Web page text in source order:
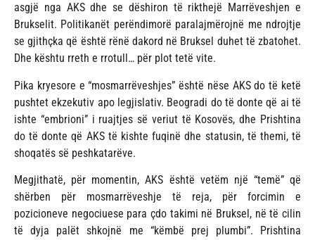
asgjë nga AKS dhe se dëshiron të rikthejë Marrëveshjen e
Brukselit. Politikanët perëndimorë paralajmërojnë me ndrojtje
se gjithçka që është rënë dakord në Bruksel duhet të zbatohet.
Dhe kështu rreth e rrotull… për plot tetë vite.
Pika kryesore e “mosmarrëveshjes” është nëse AKS do të ketë
pushtet ekzekutiv apo legjislativ. Beogradi do të donte që ai të
ishte “embrioni” i ruajtjes së veriut të Kosovës, dhe Prishtina
do të donte që AKS të kishte fuqinë dhe statusin, të themi, të
shoqatës së peshkatarëve.
Megjithatë, për momentin, AKS është vetëm një “temë” që
shërben për mosmarrëveshje të reja, për forcimin e
pozicioneve negociuese para çdo takimi në Bruksel, në të cilin
të dyja palët shkojnë me “këmbë prej plumbi”. Prishtina